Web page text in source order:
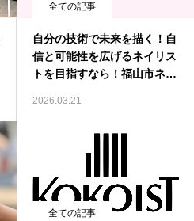
全ての記事
自分の技術で未来を描く！自
信と可能性を広げるネイリス
トを目指すなら！福山市ネイ
2026.03.21
全ての記事